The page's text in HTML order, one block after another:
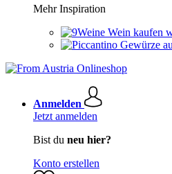
Mehr Inspiration
Wein kaufen
Gewürze
Anmelden
Jetzt anmelden
Bist du neu hier?
Konto erstellen